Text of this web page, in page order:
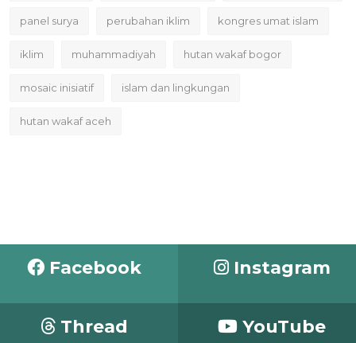
panel surya perubahan iklim kongres umat islam
iklim muhammadiyah hutan wakaf bogor
mosaic inisiatif islam dan lingkungan
hutan wakaf aceh
Facebook Instagram
Thread YouTube